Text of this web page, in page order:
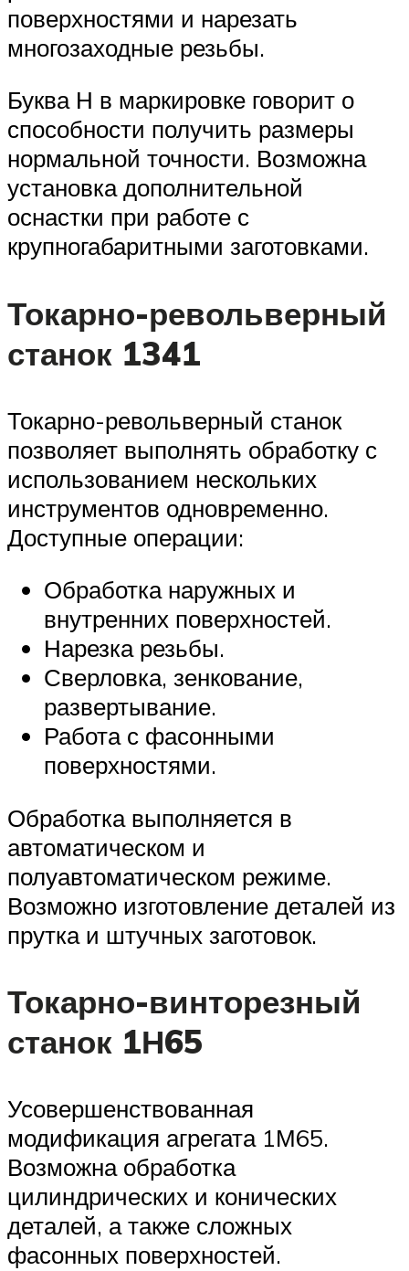
поверхностями и нарезать
многозаходные резьбы.
Буква Н в маркировке говорит о
способности получить размеры
нормальной точности. Возможна
установка дополнительной
оснастки при работе с
крупногабаритными заготовками.
Токарно-револьверный
станок 1341
Токарно-револьверный станок
позволяет выполнять обработку с
использованием нескольких
инструментов одновременно.
Доступные операции:
Обработка наружных и
внутренних поверхностей.
Нарезка резьбы.
Сверловка, зенкование,
развертывание.
Работа с фасонными
поверхностями.
Обработка выполняется в
автоматическом и
полуавтоматическом режиме.
Возможно изготовление деталей из
прутка и штучных заготовок.
Токарно-винторезный
станок 1Н65
Усовершенствованная
модификация агрегата 1М65.
Возможна обработка
цилиндрических и конических
деталей, а также сложных
фасонных поверхностей.